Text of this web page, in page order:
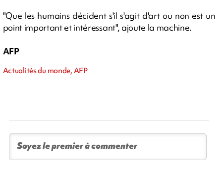
"Que les humains décident s'il s'agit d'art ou non est un
point important et intéressant", ajoute la machine.
AFP
Actualités du monde, AFP